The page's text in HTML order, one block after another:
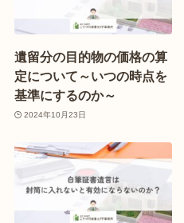
遺留分の目的物の価格の算
定について～いつの時点を
基準にするのか～
2024年10月23日